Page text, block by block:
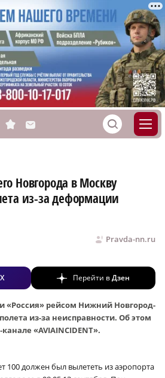
s M S
Новгорода в Москву
из-за деформации
Pravda-nn.ru
Перейти вДзен
«Россия» рейсом Нижний Новгород-
из-за неисправности. Об этом
«AVIAINCIDENT».
100 должен был вылететь из аэропорта